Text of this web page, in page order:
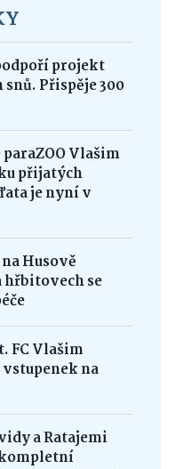
projekt
Přispěje 300
Vlašim
přijatých
je nyní v
Husově
hřbitovech se
FC Vlašim
na
a Ratajemi
kompletní